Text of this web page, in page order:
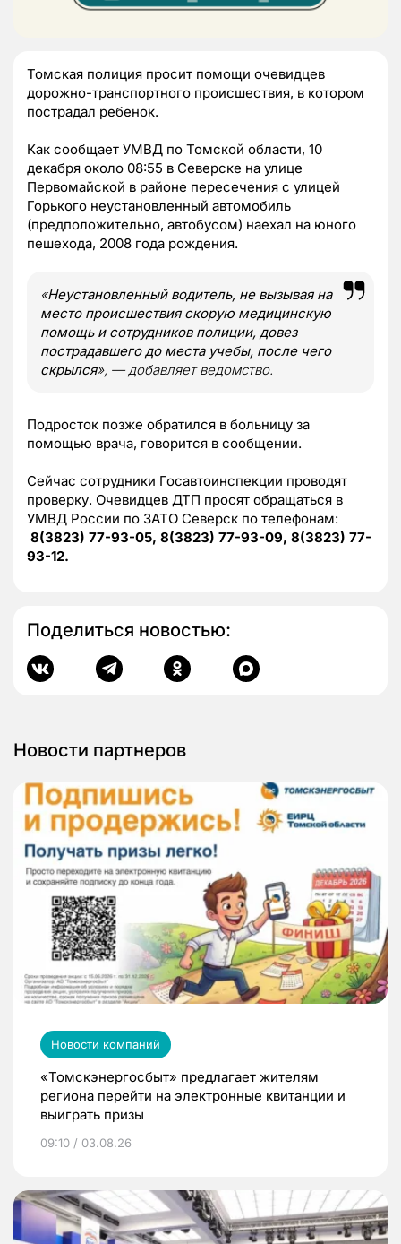
Томская полиция просит помощи очевидцев
дорожно-транспортного происшествия, в котором
пострадал ребенок.
Как сообщает УМВД по Томской области, 10
декабря около 08:55 в Северске на улице
Первомайской в районе пересечения с улицей
Горького неустановленный автомобиль
(предположительно, автобусом) наехал на юного
пешехода, 2008 года рождения.
«Неустановленный водитель, не вызывая на
место происшествия скорую медицинскую
помощь и сотрудников полиции, довез
пострадавшего до места учебы, после чего
скрылся», — добавляет ведомство.
Подросток позже обратился в больницу за
помощью врача, говорится в сообщении.
Сейчас сотрудники Госавтоинспекции проводят
проверку. Очевидцев ДТП просят обращаться в
УМВД России по ЗАТО Северск по телефонам:
8(3823) 77-93-05, 8(3823) 77-93-09, 8(3823) 77-
93-12.
Поделиться новостью:
Новости партнеров
Новости компаний
«Томскэнергосбыт» предлагает жителям
региона перейти на электронные квитанции и
выиграть призы
09:10 / 03.08.26